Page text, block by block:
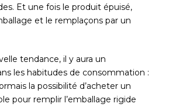
Et une fois le produit épuisé,
et le remplaçons par un
tendance, il y aura un
les habitudes de consommation :
la possibilité d’acheter un
pour remplir l’emballage rigide